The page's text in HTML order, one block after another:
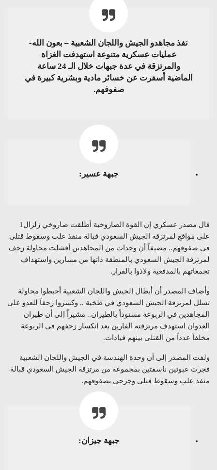
نفذ مجاهدو الجيش واللجان الشعبية – بعون الله-
عمليات عسكرية متنوعة استهدفت الغزاة
والمرتزقة في عدة جبهات خلال الـ 24 ساعة
الماضية أسفرت عن خسائر مادية وبشرية كبيرة في
صفوفهم.
جبهة عسير:
قال مصدر عسكري إن القوة الصاروخية أطلقت صاروخي زلزال1
على مواقع لمرتزقة الجيش السعودي قبالة منفذ علب وسقوط قتلى
في صفوفهم.. مضيفاً أن وحدات من المجاهدين أفشلت محاولة زحف
لمرتزقة الجيش السعودي بالمنطقة ذاتها من مسارين واستهداف
تجمعاتهم بالمدفعية ولاذوا بالفرار.
وأضاف المصدر أن أبطال الجيش واللجان الشعبية أحبطوا محاولة
تسلل لمرتزقة الجيش السعودي في طخية .. وكسروا زحفاً للعدو على
المجاهدين في الربوعة مسنوداً بالطيران.. مشيراً إلى أن طيران
العدوان استهدف مرتزقته الفارين بعد انكسار زحفهم في الربوعة
مخلفاً عدداً من القتلى بينهم قيادات.
ولفت المصدر إلى أن وحدة الهندسة في الجيش واللجان الشعبية
فجرت عبوتين ناسفتين بمجموعة من مرتزقة الجيش السعودي قبالة
منفذ علب وسقوط قتلى وجرحى بصفوفهم.
جبهة جيزان: